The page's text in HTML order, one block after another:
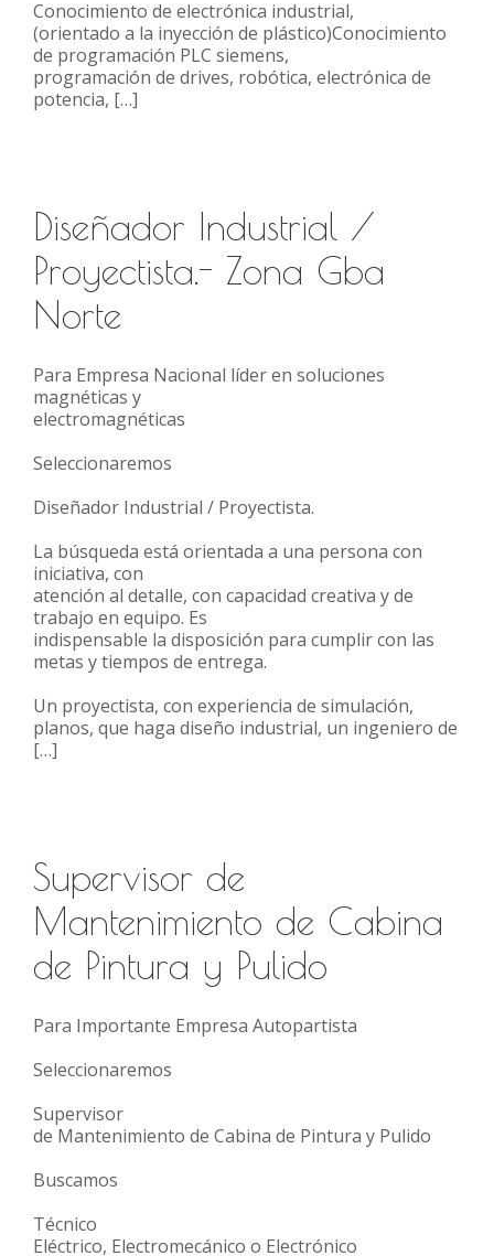
Conocimiento de electrónica industrial,
(orientado a la inyección de plástico)Conocimiento
de programación PLC siemens,
programación de drives, robótica, electrónica de
potencia, […]
Diseñador Industrial /
Proyectista.- Zona Gba
Norte
Para Empresa Nacional líder en soluciones
magnéticas y
electromagnéticas
Seleccionaremos
Diseñador Industrial / Proyectista.
La búsqueda está orientada a una persona con
iniciativa, con
atención al detalle, con capacidad creativa y de
trabajo en equipo. Es
indispensable la disposición para cumplir con las
metas y tiempos de entrega.
Un proyectista, con experiencia de simulación,
planos, que haga diseño industrial, un ingeniero de
[…]
Supervisor de
Mantenimiento de Cabina
de Pintura y Pulido
Para Importante Empresa Autopartista
Seleccionaremos
Supervisor
de Mantenimiento de Cabina de Pintura y Pulido
Buscamos
Técnico
Eléctrico, Electromecánico o Electrónico